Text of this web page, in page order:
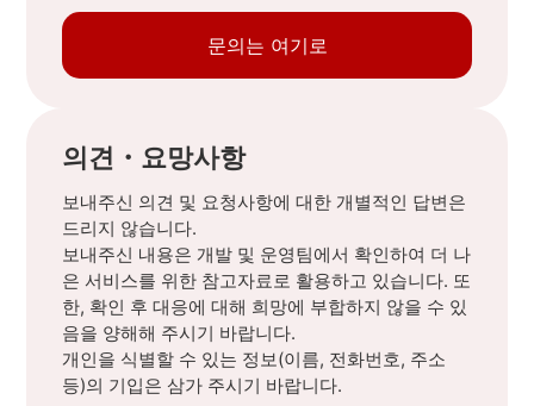
문의는 여기로
의견・요망사항
보내주신 의견 및 요청사항에 대한 개별적인 답변은
드리지 않습니다.
보내주신 내용은 개발 및 운영팀에서 확인하여 더 나
은 서비스를 위한 참고자료로 활용하고 있습니다. 또
한, 확인 후 대응에 대해 희망에 부합하지 않을 수 있
음을 양해해 주시기 바랍니다.
개인을 식별할 수 있는 정보(이름, 전화번호, 주소
등)의 기입은 삼가 주시기 바랍니다.